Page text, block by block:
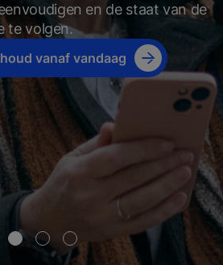
en de staat van de
te volgen.
vanaf vandaag